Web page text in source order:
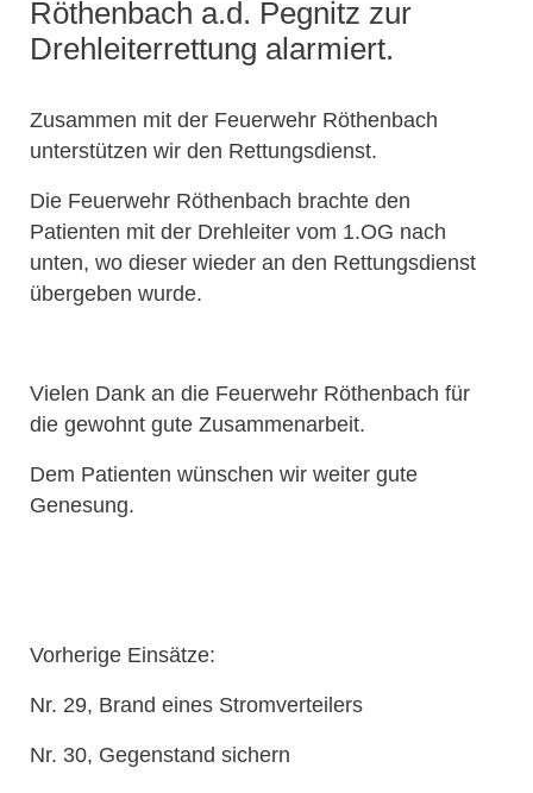
Röthenbach a.d. Pegnitz zur
Drehleiterrettung alarmiert.
Zusammen mit der Feuerwehr Röthenbach
unterstützen wir den Rettungsdienst.
Die Feuerwehr Röthenbach brachte den
Patienten mit der Drehleiter vom 1.OG nach
unten, wo dieser wieder an den Rettungsdienst
übergeben wurde.
Vielen Dank an die Feuerwehr Röthenbach für
die gewohnt gute Zusammenarbeit.
Dem Patienten wünschen wir weiter gute
Genesung.
Vorherige Einsätze:
Nr. 29, Brand eines Stromverteilers
Nr. 30, Gegenstand sichern